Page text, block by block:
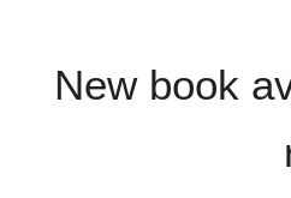
New book